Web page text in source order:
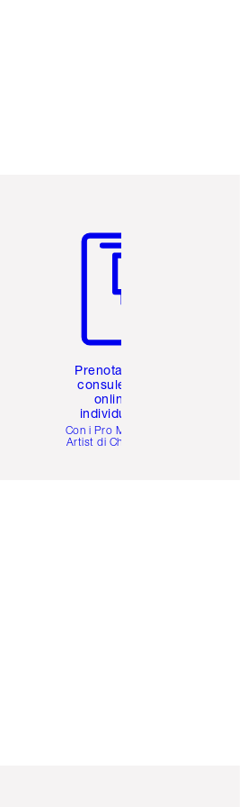
Prenota una
consulenza
online
individuale
Con i Pro Make-up
Artist di Charlotte.